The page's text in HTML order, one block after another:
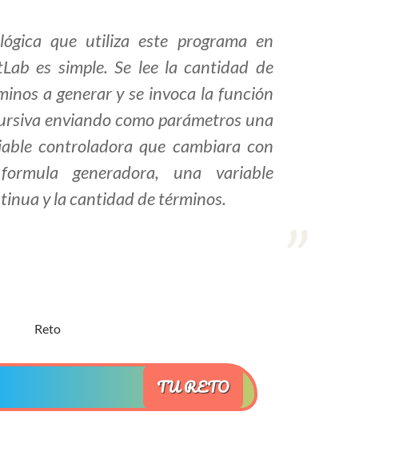
que utiliza este programa en
es simple. Se lee la cantidad de
a generar y se invoca la función
enviando como parámetros una
controladora que cambiara con
generadora, una variable
y la cantidad de términos.
TU RETO